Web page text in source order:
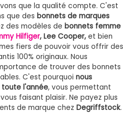
que la qualité compte. C'est
que des bonnets de marques
des modèles de bonnets femme
Hilfiger, Lee Cooper, et bien
fiers de pouvoir vous offrir des
100% originaux. Nous
de trouver des bonnets
C'est pourquoi nous
l'année, vous permettant
faisant plaisir. Ne payez plus
de marque chez Degriffstock.